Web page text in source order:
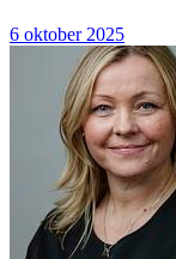
6 oktober 2025